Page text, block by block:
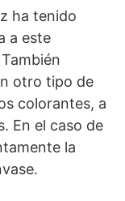
ha tenido
a este
otro tipo de
colorantes, a
En el caso de
la